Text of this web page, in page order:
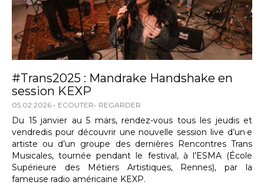
#Trans2025 : Mandrake Handshake en
session KEXP
05.02.2026 ECOUTER REGARDER
Du 15 janvier au 5 mars, rendez-vous tous les jeudis et
vendredis pour découvrir une nouvelle session live d’un·e
artiste ou d’un groupe des dernières Rencontres Trans
Musicales, tournée pendant le festival, à l’ESMA (École
Supérieure des Métiers Artistiques, Rennes), par la
fameuse radio américaine KEXP.